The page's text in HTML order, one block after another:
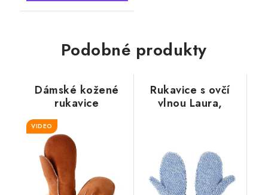
Podobné produkty
Dámské kožené
rukavice
"Exclusive", světle
hnědé s kožešinou
VIDEO
Rukavice s ovčí
vlnou Laura,